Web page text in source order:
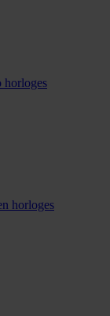
horloges
horloges